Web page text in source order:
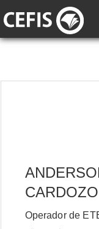
CARDOZO
Operador de